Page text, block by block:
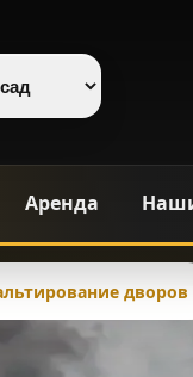
Аренда
дворов